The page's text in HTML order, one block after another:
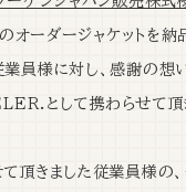
ーダージャケットを納
員様に対し、感謝の想
として携わらせて頂
頂きました従業員様の